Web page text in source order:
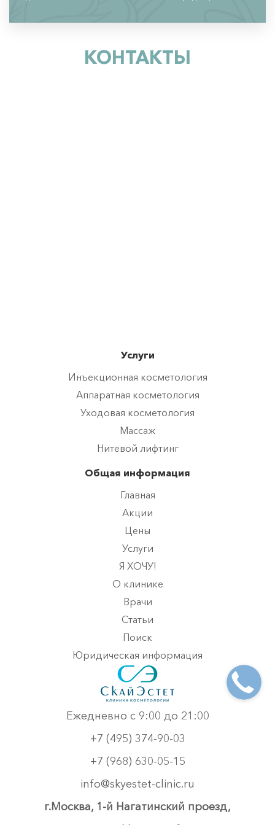
КОНТАКТЫ
Услуги
Инъекционная косметология
Аппаратная косметология
Уходовая косметология
Массаж
Нитевой лифтинг
Общая информация
Главная
Акции
Цены
Услуги
Я ХОЧУ!
О клинике
Врачи
Статьи
Поиск
Юридическая информация
Ежедневно с 9:00 до 21:00
+7 (495) 374-90-03
+7 (968) 630-05-15
info@skyestet-clinic.ru
г.Москва, 1-й Нагатинский проезд,